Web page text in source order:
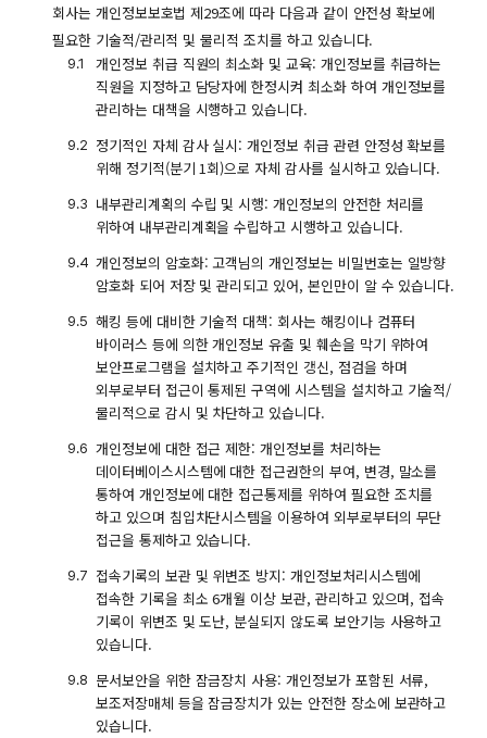
회사는 개인정보보호법 제29조에 따라 다음과 같이 안전성 확보에
필요한 기술적/관리적 및 물리적 조치를 하고 있습니다.
개인정보 취급 직원의 최소화 및 교육: 개인정보를 취급하는
직원을 지정하고 담당자에 한정시켜 최소화 하여 개인정보를
관리하는 대책을 시행하고 있습니다.
정기적인 자체 감사 실시: 개인정보 취급 관련 안정성 확보를
위해 정기적(분기 1회)으로 자체 감사를 실시하고 있습니다.
내부관리계획의 수립 및 시행: 개인정보의 안전한 처리를
위하여 내부관리계획을 수립하고 시행하고 있습니다.
개인정보의 암호화: 고객님의 개인정보는 비밀번호는 일방향
암호화 되어 저장 및 관리되고 있어, 본인만이 알 수 있습니다.
해킹 등에 대비한 기술적 대책: 회사는 해킹이나 컴퓨터
바이러스 등에 의한 개인정보 유출 및 훼손을 막기 위하여
보안프로그램을 설치하고 주기적인 갱신, 점검을 하며
외부로부터 접근이 통제된 구역에 시스템을 설치하고 기술적/
물리적으로 감시 및 차단하고 있습니다.
개인정보에 대한 접근 제한: 개인정보를 처리하는
데이터베이스시스템에 대한 접근권한의 부여, 변경, 말소를
통하여 개인정보에 대한 접근통제를 위하여 필요한 조치를
하고 있으며 침입차단시스템을 이용하여 외부로부터의 무단
접근을 통제하고 있습니다.
접속기록의 보관 및 위변조 방지: 개인정보처리시스템에
접속한 기록을 최소 6개월 이상 보관, 관리하고 있으며, 접속
기록이 위변조 및 도난, 분실되지 않도록 보안기능 사용하고
있습니다.
문서보안을 위한 잠금장치 사용: 개인정보가 포함된 서류,
보조저장매체 등을 잠금장치가 있는 안전한 장소에 보관하고
있습니다.